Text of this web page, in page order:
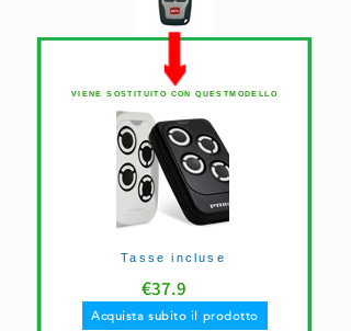
VIENE SOSTITUITO CON QUESTMODELLO
€37.9
Acquista subito il prodotto
Tasse incluse